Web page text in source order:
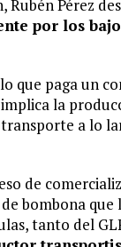
Rubén Pérez
por los
que paga un
la
a lo
de
bombona
tanto del